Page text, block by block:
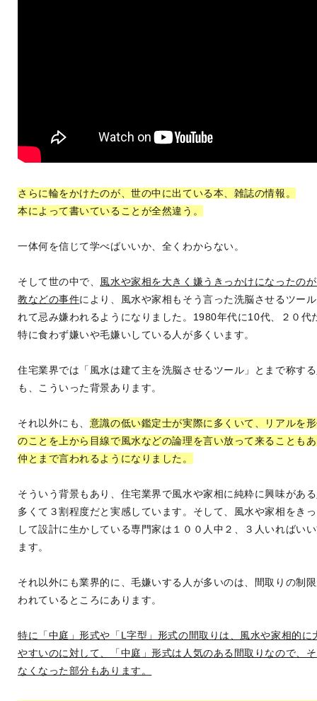
さらに輪をかけたのが、世の中に出ている本、雑誌の情報。
本によって書いていることが全然違う。
一体何を信じて学べばいいか、全くわからない。
そして世の中で、
風水や家相を大きく嫌うきっかけになったの
教などの事件により、風水や家相もそう言った洗脳させるツー
れて忌み嫌われるようになりました。1980年代に10代、２０代
特に食わず嫌いや毛嫌いしている人が多くいます。
住宅業界では「風水は建て主を洗脳させるツール」とまで称す
も、こういった背景あります。
それ以外にも、 意識の低い鑑定士が実際に多くいて、リアルを
のことを上から目線で風水などの論理を言い放って来ることも
仲とまで言われるようになりました。
そういう背景もあり、住宅業界で風水や家相に純粋に興味があ
多くて３割程度だと実感しています。そして、風水や家相をき
して設計に生かしている専門家は１００人中２、３人いればい
ます。
それ以外にも業界的に、毛嫌いする人が多いのは、間取りの制
われているところにあります。
特に「中庭」形式や「L字型」形式の間取りは、風水や家相的に
やすいのに対して、「中庭」形式は人気のある間取りなので、
なくなった部分もあります。